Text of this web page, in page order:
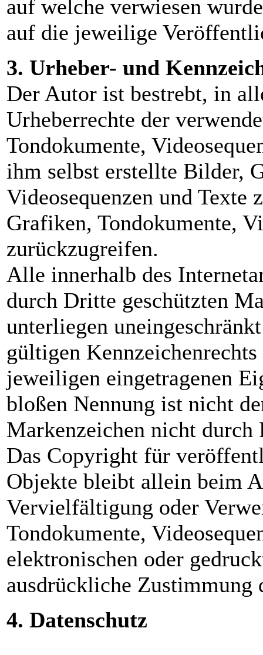
auf welche verwiesen
auf die jeweilige
3. Urheber- und
Der Autor ist bestrebt, in
Urheberrechte der
Tondokumente,
ihm selbst erstellte Bilder,
Videosequenzen und Texte
Grafiken, Tondokumente,
zurückzugreifen.
Alle innerhalb des
durch Dritte geschützten
unterliegen
gültigen
jeweiligen eingetragenen
bloßen Nennung ist nicht
Markenzeichen nicht
Das Copyright für
Objekte bleibt allein beim
Vervielfältigung oder
Tondokumente,
elektronischen oder
ausdrückliche Zustimmung
4. Datenschutz